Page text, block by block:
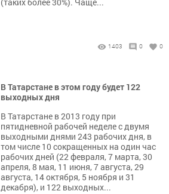
(таких более 30%). Чаще...
1403 0 0
В Татарстане в этом году будет 122
выходных дня
В Татарстане в 2013 году при
пятидневной рабочей неделе с двумя
выходными днями 243 рабочих дня, в
том числе 10 сокращенных на один час
рабочих дней (22 февраля, 7 марта, 30
апреля, 8 мая, 11 июня, 7 августа, 29
августа, 14 октября, 5 ноября и 31
декабря), и 122 выходных...